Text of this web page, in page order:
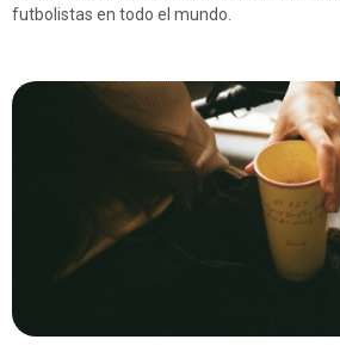
futbolistas en todo el mundo.